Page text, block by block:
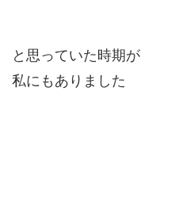
と思っていた時期が
私にもありました